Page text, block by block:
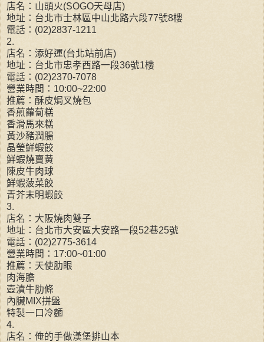
店名：山頭火(SOGO天母店)
地址：台北市士林區中山北路六段77號8樓
電話：(02)2837-1211
2.
店名：添好運(台北站前店)
地址：台北市忠孝西路一段36號1樓
電話：(02)2370-7078
營業時間：10:00~22:00
推薦：酥皮焗叉燒包
香煎蘿蔔糕
香滑馬來糕
黃沙豬潤腸
晶瑩鮮蝦餃
鮮蝦燒賣黃
陳皮牛肉球
鮮蝦菠菜餃
青芥末明蝦餃
3.
店名：大阪燒肉雙子
地址：台北市大安區大安路一段52巷25號
電話：(02)2775-3614
營業時間：17:00~01:00
推薦：天使肋眼
肉海膽
壺漬牛肋條
內臟MIX拼盤
特製一口冷麵
4.
店名：俺的手做漢堡排山本